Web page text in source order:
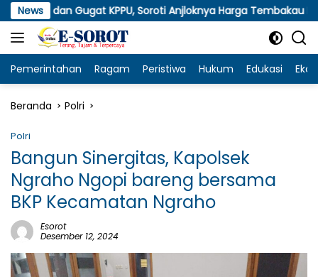
Langsung
ke
konten
News
Gugat KPPU, Soroti Anjloknya Harga Tembakau Pascapanen
Pemerintahan Ragam Peristiwa Hukum Edukasi
Beranda Polri
Polri
Bangun Sinergitas, Kapolsek
Ngraho Ngopi bareng bersama
BKP Kecamatan Ngraho
Esorot
Desember 12, 2024